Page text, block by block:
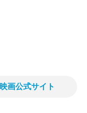
映画公式サイト